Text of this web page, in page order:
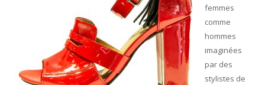
femmes
comme
hommes
imaginées
par des
stylistes de